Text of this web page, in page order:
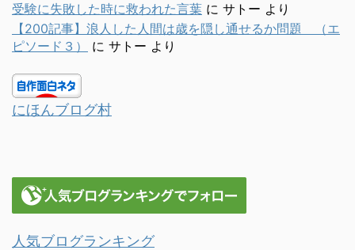
受験に失敗した時に救われた言葉 に サトー より
【200記事】浪人した人間は歳を隠し通せるか問題 （エ
ピソード３）
に サトー より
にほんブログ村
人気ブログランキング